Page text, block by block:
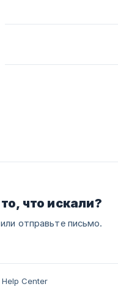
что искали?
отправьте письмо.